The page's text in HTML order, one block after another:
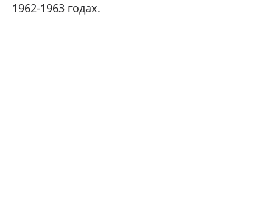
1962-1963 годах.